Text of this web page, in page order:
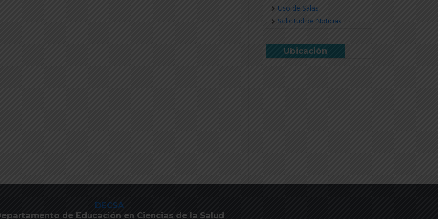
Uso de Salas
Solicitud de Noticias
Ubicación
DECSA
de Educación en Ciencias de la Salud